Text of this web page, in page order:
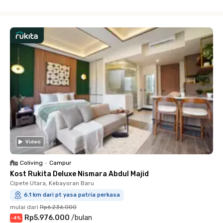
Video
Coliving • Campur
Kost Rukita Deluxe Nismara Abdul Majid
Cipete Utara, Kebayoran Baru
6.1 km dari pt yasa patria perkasa
mulai dari Rp6.236.000
-4% Rp5.976.000 /bulan